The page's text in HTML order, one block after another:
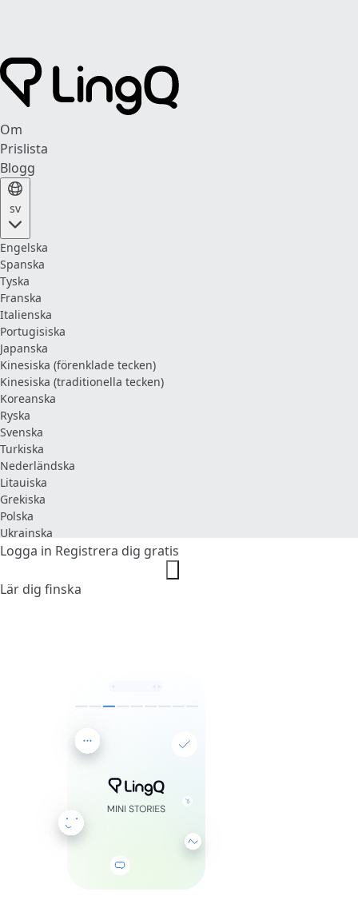
Om
Prislista
Blogg
sv
Engelska
Spanska
Tyska
Franska
Italienska
Portugisiska
Japanska
Kinesiska (förenklade tecken)
Kinesiska (traditionella tecken)
Koreanska
Ryska
Svenska
Turkiska
Nederländska
Litauiska
Grekiska
Polska
Ukrainska
Logga in Registrera dig gratis
Lär dig finska